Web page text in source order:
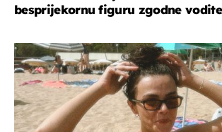
besprijekornu figuru zgodne